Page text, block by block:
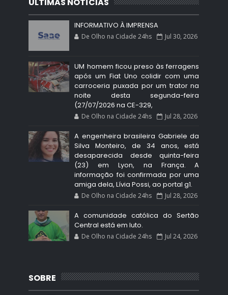
INFORMATIVO À IMPRENSA
De Olho na Cidade 24hs Jul 30, 2026
UM homem ficou preso às ferragens
após um Fiat Uno colidir com uma
carroceria puxada por um trator na
noite desta segunda-feira
(27/07/2026 na CE-329,
De Olho na Cidade 24hs Jul 28, 2026
A engenheira brasileira Gabriele da
Silva Monteiro, de 34 anos, está
desaparecida desde quinta-feira
(23) em Lyon, na França. A
informação foi confirmada por uma
amiga dela, Lívia Possi, ao portal g1.
De Olho na Cidade 24hs Jul 28, 2026
A comunidade católica do Sertão
Central está em luto.
De Olho na Cidade 24hs Jul 24, 2026
SOBRE